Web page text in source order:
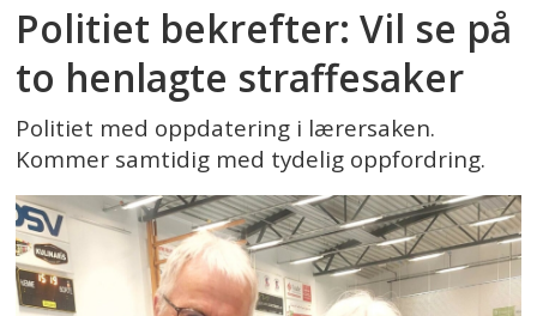
Politiet bekrefter: Vil se på
to henlagte straffesaker
Politiet med oppdatering i lærersaken.
Kommer samtidig med tydelig oppfordring.